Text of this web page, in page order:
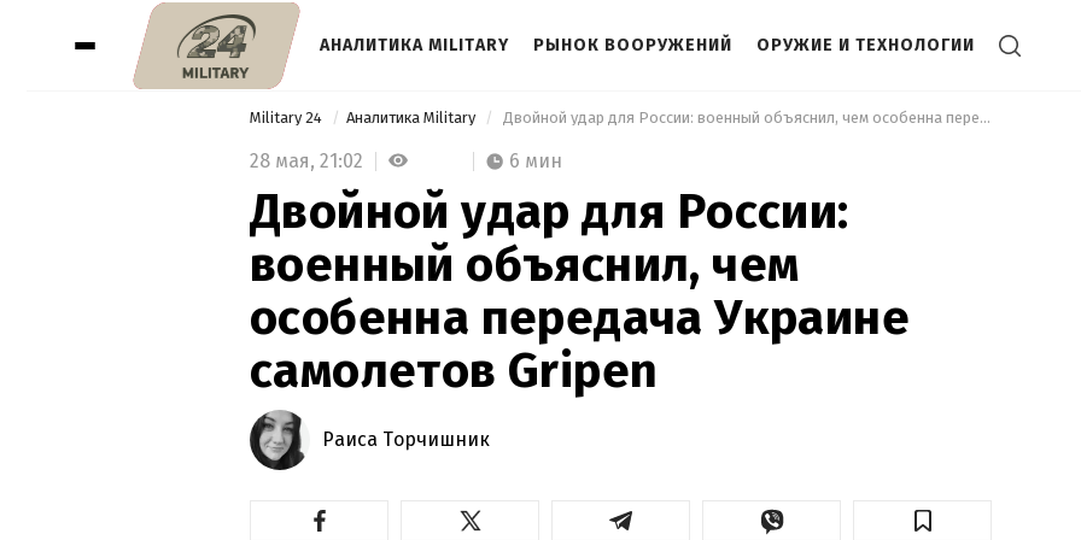
АНАЛИТИКА MILITARY РЫНОК ВООРУЖЕНИЙ ОРУЖИЕ И ТЕХНОЛОГИИ
Military 24 Аналитика Military Двойной удар для России: военный объяснил, чем особенна передача Украине самолетов Gripen
28 мая, 21:02 6 мин
Двойной удар для России:
военный объяснил, чем
особенна передача Украине
самолетов Gripen
Раиса Торчишник